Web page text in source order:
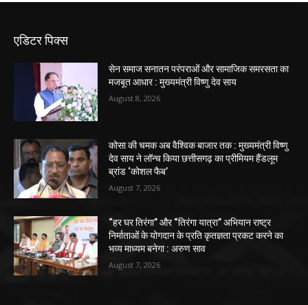
एडिटर पिक्स
सेन समाज सनातन परंपराओं और सामाजिक समरसता का
मजबूत आधार : मुख्यमंत्री विष्णु देव साय
August 8, 2026
कोसा की चमक अब वैश्विक बाजार तक : मुख्यमंत्री विष्णु
देव साय ने लॉन्च किया छत्तीसगढ़ का प्रीमियम हैंडलूम
ब्रांड ‘कोशल फैब’
August 7, 2026
“हर घर तिरंगा” और “तिरंगा यात्रा” अभियान राष्ट्र
निर्माताओं के योगदान के प्रति कृतज्ञता प्रकट करने का
भव्य माध्यम बनेगा : अरुण साव
August 7, 2026